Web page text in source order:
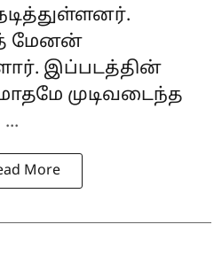
மேனன்
இப்படத்தின்
மாதமே முடிவடைந்த
More